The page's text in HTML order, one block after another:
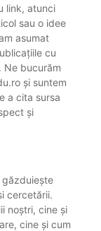
link, atunci
sau o idee
asumat
cu
Ne bucurăm
și suntem
a cita sursa
și
găzduiește
cercetării.
noștri, cine și
cine și cum